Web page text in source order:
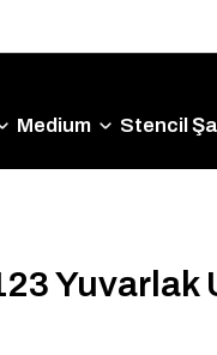
Medium Stencil
Yuvarlak